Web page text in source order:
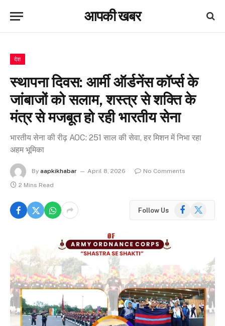
आपकी खबर
देश
स्थापना दिवस: आर्मी ऑर्डनेंस कॉर्प्स के
जांबाजों को सलाम, शस्त्र से शक्ति के
मंत्र से मजबूत हो रही भारतीय सेना
भारतीय सेना की रीढ़ AOC: 251 साल की सेवा, हर मिशन में निभा रहा
अहम भूमिका
By aapkikhabar April 8, 2026
No Comments
2 Mins Read
Follow Us Facebook
X